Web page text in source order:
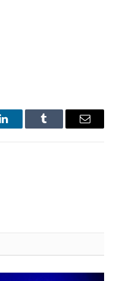
LinkedInTumblr Email